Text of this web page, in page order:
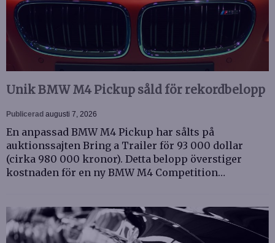
Unik BMW M4 Pickup såld för rekordbelopp
Publicerad augusti 7, 2026
En anpassad BMW M4 Pickup har sålts på
auktionssajten Bring a Trailer för 93 000 dollar
(cirka 980 000 kronor). Detta belopp överstiger
kostnaden för en ny BMW M4 Competition…